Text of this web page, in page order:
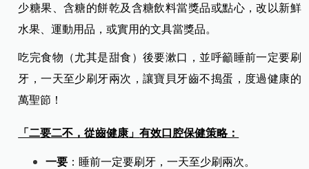
少糖果、含糖的餅乾及含糖飲料當獎品或點心，改以新鮮
水果、運動用品，或實用的文具當獎品。
吃完食物（尤其是甜食）後要漱口，並呼籲睡前一定要刷
牙，一天至少刷牙兩次，讓寶貝牙齒不搗蛋，度過健康的
萬聖節！
「二要二不，從齒健康」有效口腔保健策略：
一要 ：睡前一定要刷牙，一天至少刷兩次。